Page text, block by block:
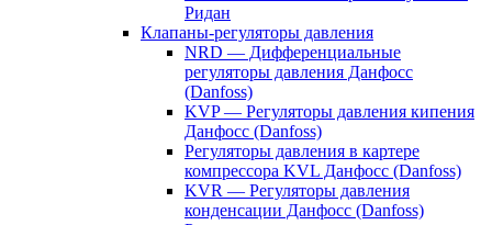
Ридан
Клапаны-регуляторы давления
NRD — Дифференциальные
регуляторы давления Данфосс
(Danfoss)
KVP — Регуляторы давления кипения
Данфосс (Danfoss)
Регуляторы давления в картере
компрессора KVL Данфосс (Danfoss)
KVR — Регуляторы давления
конденсации Данфосс (Danfoss)